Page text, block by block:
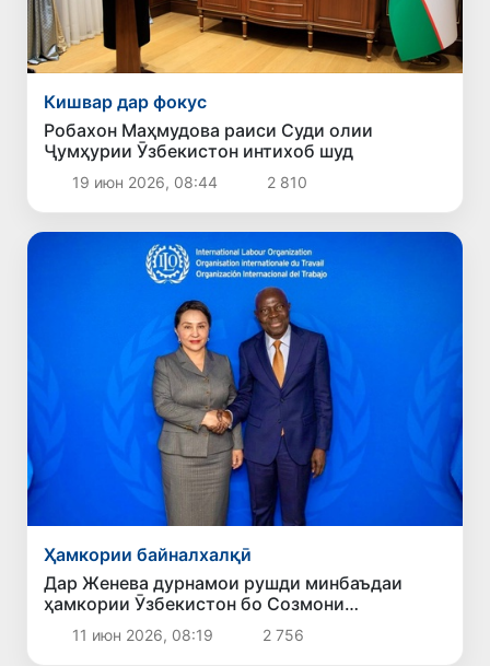
Кишвар дар фокус
Робахон Маҳмудова раиси Суди олии
Ҷумҳурии Ӯзбекистон интихоб шуд
19 июн 2026, 08:44 2 810
Ҳамкории байналхалқӣ
Дар Женева дурнамои рушди минбаъдаи
ҳамкории Ӯзбекистон бо Созмони
байналмилалии меҳнат баррасӣ шуд
11 июн 2026, 08:19 2 756